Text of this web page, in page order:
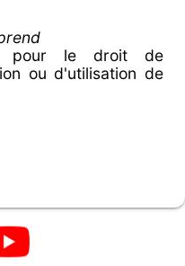
pour le droit de
ou d'utilisation de